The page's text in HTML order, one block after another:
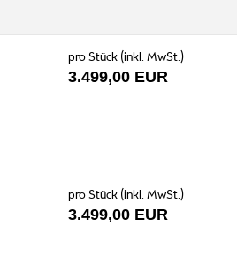
pro Stück (inkl. MwSt.)
3.499,00 EUR
pro Stück (inkl. MwSt.)
3.499,00 EUR